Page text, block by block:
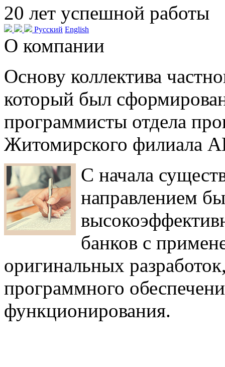
20 лет успешной работы
Русский English
О компании
Основу коллектива
который был
программисты отдела
Житомирского филиала
С начала
направлением
банков с
оригинальных
программного
функционирования.